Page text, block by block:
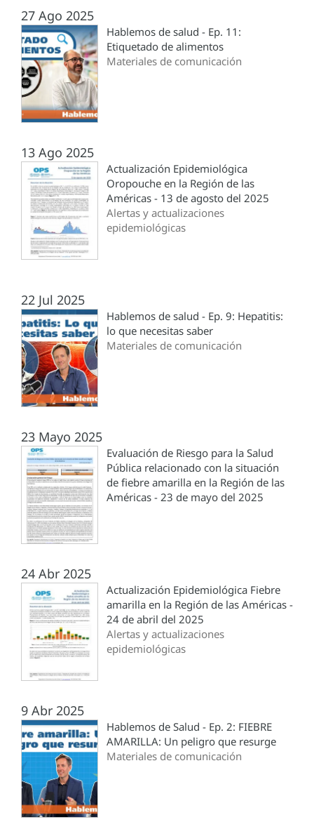
27 Ago 2025
Hablemos de salud - Ep. 11:
Etiquetado de alimentos
Materiales de comunicación
13 Ago 2025
Actualización Epidemiológica
Oropouche en la Región de las
Américas - 13 de agosto del 2025
Alertas y actualizaciones
epidemiológicas
22 Jul 2025
Hablemos de salud - Ep. 9: Hepatitis:
lo que necesitas saber
Materiales de comunicación
23 Mayo 2025
Evaluación de Riesgo para la Salud
Pública relacionado con la situación
de fiebre amarilla en la Región de las
Américas - 23 de mayo del 2025
24 Abr 2025
Actualización Epidemiológica Fiebre
amarilla en la Región de las Américas -
24 de abril del 2025
Alertas y actualizaciones
epidemiológicas
9 Abr 2025
Hablemos de Salud - Ep. 2: FIEBRE
AMARILLA: Un peligro que resurge
Materiales de comunicación